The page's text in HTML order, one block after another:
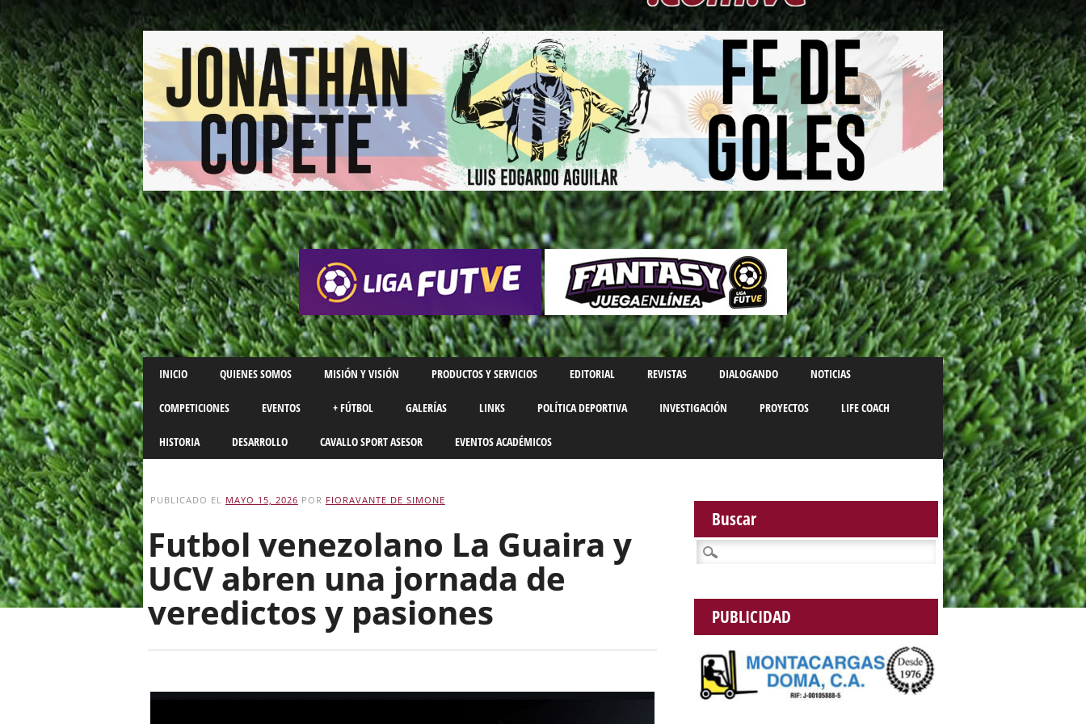
Main menu
Skip
to
content
INICIO QUIENES SOMOS MISIÓN Y VISIÓN PRODUCTOS Y SERVICIOS EDITORIAL REVISTAS DIALOGANDO NOTICIAS
COMPETICIONES EVENTOS + FÚTBOL GALERÍAS LINKS POLÍTICA DEPORTIVA INVESTIGACIÓN PROYECTOS LIFE COACH
HISTORIA DESARROLLO CAVALLO SPORT ASESOR EVENTOS ACADÉMICOS
PUBLICADO EL MAYO 15, 2026 POR FIORAVANTE DE SIMONE
Futbol venezolano La Guaira y
UCV abren una jornada de
veredictos y pasiones
Buscar
Buscar:
PUBLICIDAD